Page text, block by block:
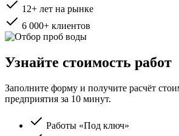
12+ лет на рынке
6 000+ клиентов
Узнайте стоимость работ
Заполните форму и получите расчёт
предприятия за 10 минут.
Работы «Под ключ»